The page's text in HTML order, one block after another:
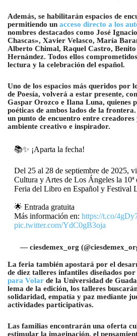
Además, se habilitarán espacios de
permitiendo un acceso directo a los
nombres destacados como José
Chascas», Xavier Velasco, María
Alberto Chimal, Raquel Castro,
Hernández. Todos ellos
lectura y la celebración del español.
Uno de los espacios más queridos por
de Poesía, volverá a estar presente,
Gaspar Orozco e Ilana Luna, quienes
poéticas de ambos lados de la
un punto de encuentro entre creadores
ambiente creativo e inspirador.
📚✨ ¡Aparta la fecha!
Del 25 al 28 de septiembre de 2025,
Cultura y Artes de Los Ángeles la 10ª
Feria del Libro en Español y Festival
🌟 Entrada gratuita
Más información en: https://t.co/
pic.twitter.com/YdC0gB3oja
— ciesdemex_org
La feria también apostará por el
de diez talleres infantiles diseñados
para Volar de la Universidad de
lema de la edición, los talleres
solidaridad, empatía y paz mediante
actividades participativas.
Las familias encontrarán una oferta
estimular la imaginación, el